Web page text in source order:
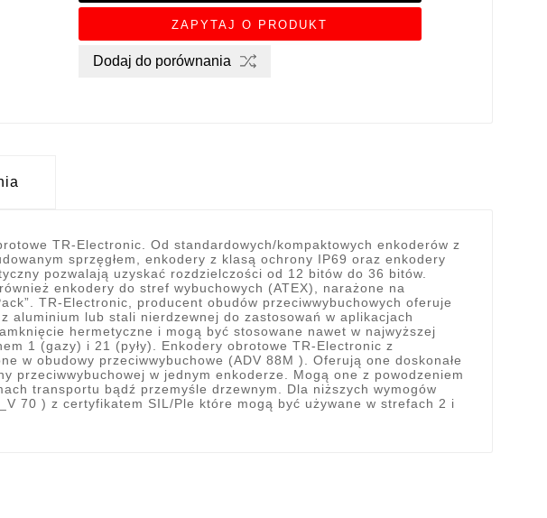
ZAPYTAJ O PRODUKT
Dodaj do porównania
TR-Electronic. Od standardowych/kompaktowych enkoderów z
sprzęgłem, enkodery z klasą ochrony IP69 oraz enkodery
pozwalają uzyskać rozdzielczości od 12 bitów do 36 bitów.
enkodery do stref wybuchowych (ATEX), narażone na
TR-Electronic, producent obudów przeciwwybuchowych oferuje
aluminium lub stali nierdzewnej do zastosowań w aplikacjach
hermetyczne i mogą być stosowane nawet w najwyższej
1 (gazy) i 21 (pyły). Enkodery obrotowe TR-Electronic z
w obudowy przeciwwybuchowe (ADV 88M ). Oferują one doskonałe
przeciwwybuchowej w jednym enkoderze. Mogą one z powodzeniem
transportu bądź przemyśle drzewnym. Dla niższych wymogów
70 ) z certyfikatem SIL/Ple które mogą być używane w strefach 2 i